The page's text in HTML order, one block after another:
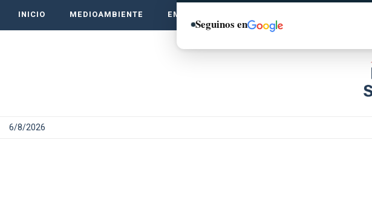
INICIO MEDIOAMBIENTE EMPRENDE VERDE
6/8/2026
Seguinos en